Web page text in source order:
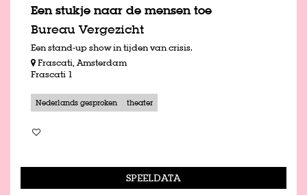
Een stukje naar de mensen toe
Bureau Vergezicht
Een stand-up show in tijden van crisis.
Frascati, Amsterdam
Frascati 1
Nederlands gesproken theater
SPEELDATA